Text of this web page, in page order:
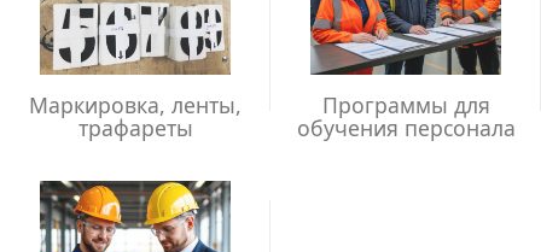
Маркировка, ленты,
трафареты
Программы для
обучения персонала